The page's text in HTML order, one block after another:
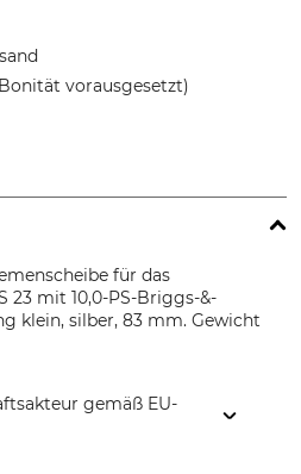
vorausgesetzt)
für das
23 mit 10,0-PS-Briggs-&-
klein, silber, 83 mm. Gewicht
gemäß EU-